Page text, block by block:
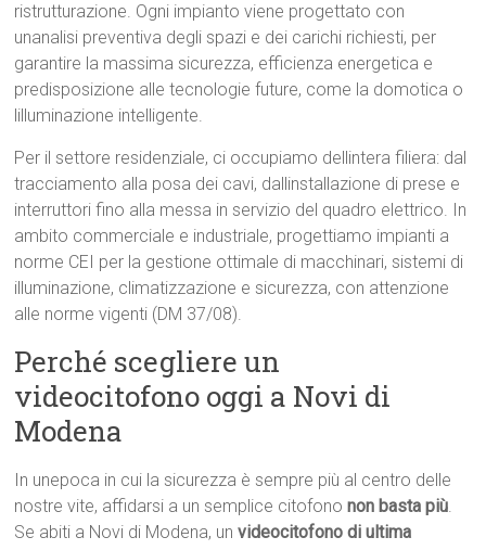
ristrutturazione. Ogni impianto viene progettato con
unanalisi preventiva degli spazi e dei carichi richiesti, per
garantire la massima sicurezza, efficienza energetica e
predisposizione alle tecnologie future, come la domotica o
lilluminazione intelligente.
Per il settore residenziale, ci occupiamo dellintera filiera: dal
tracciamento alla posa dei cavi, dallinstallazione di prese e
interruttori fino alla messa in servizio del quadro elettrico. In
ambito commerciale e industriale, progettiamo impianti a
norme CEI per la gestione ottimale di macchinari, sistemi di
illuminazione, climatizzazione e sicurezza, con attenzione
alle norme vigenti (DM 37/08).
Perché scegliere un
videocitofono oggi a Novi di
Modena
In unepoca in cui la sicurezza è sempre più al centro delle
nostre vite, affidarsi a un semplice citofononon basta più.
Se abiti a Novi di Modena, unvideocitofono di ultima